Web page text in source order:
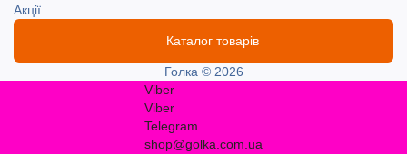
Акції
Каталог товарів
Голка © 2026
Viber
Viber
Telegram
shop@golka.com.ua